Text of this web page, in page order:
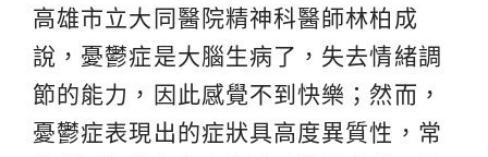
高雄市立大同醫院精神科醫師林柏成
說，憂鬱症是大腦生病了，失去情緒調
節的能力，因此感覺不到快樂；然而，
憂鬱症表現出的症狀具高度異質性，常